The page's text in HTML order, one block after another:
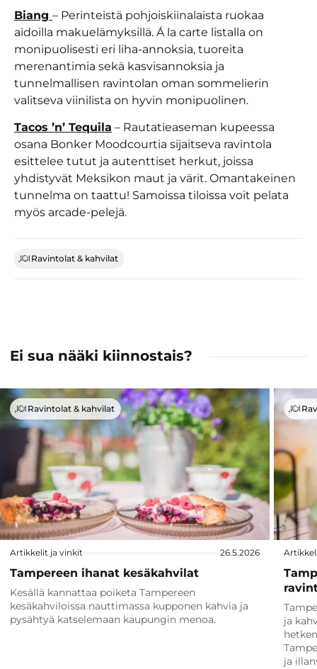
Biang – Perinteistä pohjoiskiinalaista ruokaa
aidoilla makuelämyksillä. Á la carte listalla on
monipuolisesti eri liha-annoksia, tuoreita
merenantimia sekä kasvisannoksia ja
tunnelmallisen ravintolan oman sommelierin
valitseva viinilista on hyvin monipuolinen.
Tacos ’n’ Tequila – Rautatieaseman kupeessa
osana Bonker Moodcourtia sijaitseva ravintola
esittelee tutut ja autenttiset herkut, joissa
yhdistyvät Meksikon maut ja värit. Omantakeinen
tunnelma on taattu! Samoissa tiloissa voit pelata
myös arcade-pelejä.
Ravintolat & kahvilat
Ei sua nääki kiinnostais?
Ravintolat & kahvilat
Artikkelit ja vinkit 26.5.2026
Tampereen ihanat kesäkahvilat
Kesällä kannattaa poiketa Tampereen
kesäkahviloissa nauttimassa kupponen kahvia ja
pysähtyä katselemaan kaupungin menoa.
ja
ja